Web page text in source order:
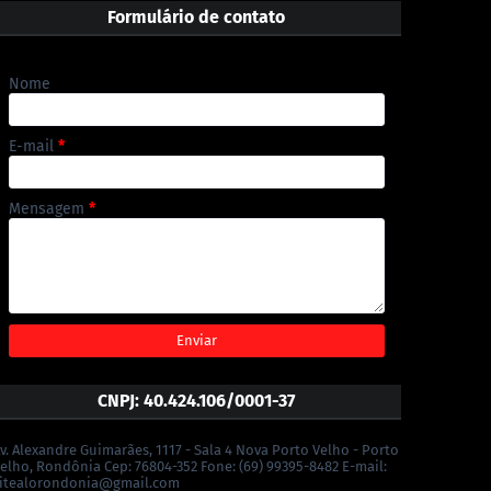
Formulário de contato
Nome
E-mail *
Mensagem *
CNPJ: 40.424.106/0001-37
Alexandre Guimarães, 1117 - Sala 4 Nova Porto Velho - Porto
Rondônia Cep: 76804-352 Fone: (69) 99395-8482 E-mail: